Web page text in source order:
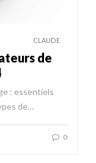
CLAUDE
de
: essentiels
de…
0